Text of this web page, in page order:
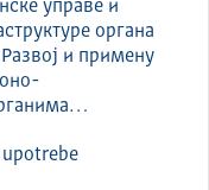
управе и
органа
и примену